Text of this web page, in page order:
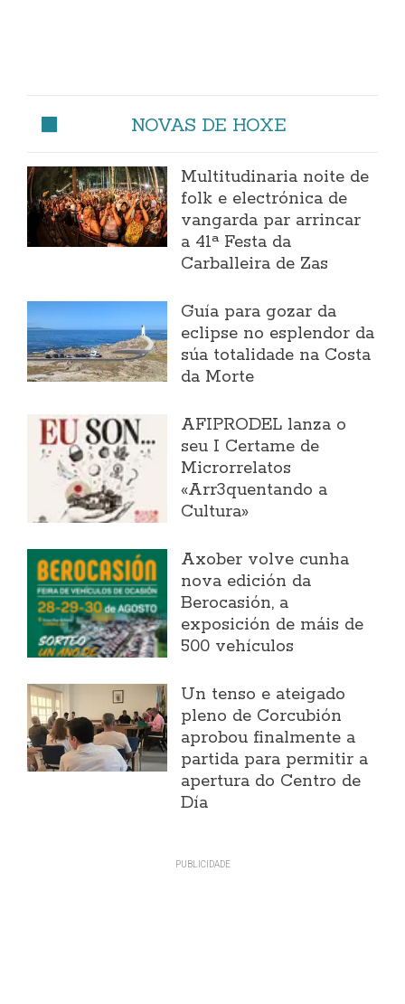
NOVAS DE HOXE
Multitudinaria noite de
folk e electrónica de
vangarda par arrincar
a 41ª Festa da
Carballeira de Zas
Guía para gozar da
eclipse no esplendor da
súa totalidade na Costa
da Morte
AFIPRODEL lanza o
seu I Certame de
Microrrelatos
«Arr3quentando a
Cultura»
Axober volve cunha
nova edición da
Berocasión, a
exposición de máis de
500 vehículos
Un tenso e ateigado
pleno de Corcubión
aprobou finalmente a
partida para permitir a
apertura do Centro de
Día